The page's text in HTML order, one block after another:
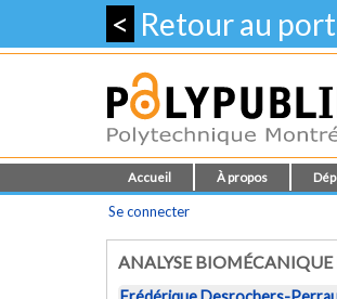
< Retour au
Accueil À propos
Se connecter
ANALYSE